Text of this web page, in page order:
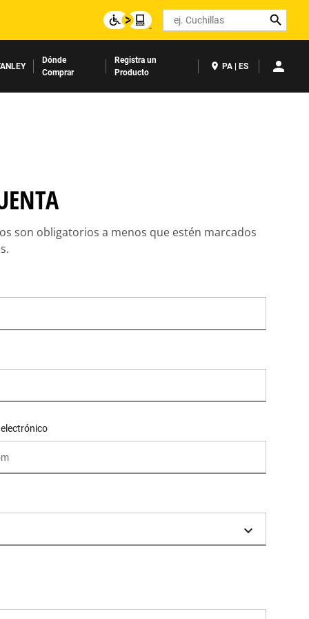
Search
Dónde
Comprar
Registra un
Producto
PA | ES
son obligatorios a menos que estén marcados